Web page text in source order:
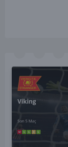
mücadelede zorluk
her iki takımın da